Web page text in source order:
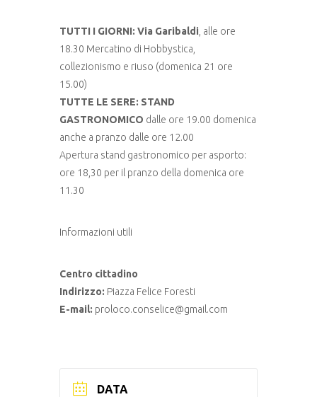
TUTTI I GIORNI: Via Garibaldi , alle ore
18.30 Mercatino di Hobbystica,
collezionismo e riuso (domenica 21 ore
15.00)
TUTTE LE SERE: STAND
GASTRONOMICO dalle ore 19.00 domenica
anche a pranzo dalle ore 12.00
Apertura stand gastronomico per asporto:
ore 18,30 per il pranzo della domenica ore
11.30
Informazioni utili
Centro cittadino
Indirizzo: Piazza Felice Foresti
E-mail: proloco.conselice@gmail.com
DATA